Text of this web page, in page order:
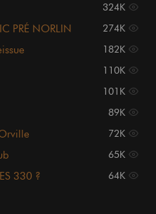
324K
PRÉ NORLIN 274K
182K
110K
101K
89K
72K
65K
330 ? 64K